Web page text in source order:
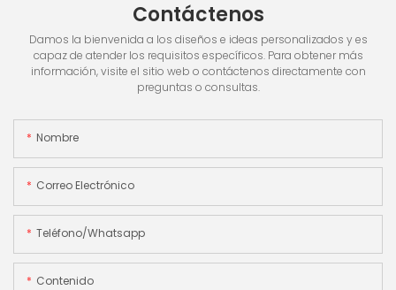
Contáctenos
Damos la bienvenida a los diseños e ideas personalizados y es
capaz de atender los requisitos específicos. Para obtener más
información, visite el sitio web o contáctenos directamente con
preguntas o consultas.
Nombre
Correo Electrónico
Teléfono/whatsapp
Contenido